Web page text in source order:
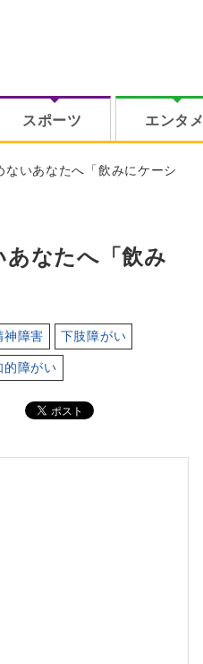
スポーツ エンタメ
いあなたへ「飲みにケーシ
あなたへ「飲み
神障害 下肢障がい
的障がい